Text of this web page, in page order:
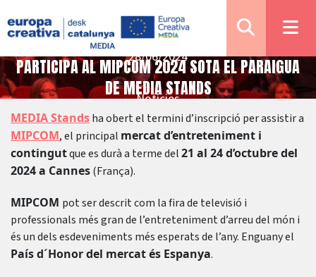
Notícies
PARTICIPA AL MIPCOM 2024 SOTA EL PARAIGUA
DE MEDIA STANDS
28/06/2024
MEDIA Standsha obert el termini d’inscripció per assistir a
MIPCOM, el principal mercat d’entreteniment i
contingutque es durà a terme del21 al 24 d’octubre del
2024 a Cannes(França).
MIPCOM pot ser descrit com la fira de televisió i
professionals més gran de l’entreteniment d’arreu del món i
és un dels esdeveniments més esperats de l’any. Enguany el
País d´Honor del mercat és Espanya.